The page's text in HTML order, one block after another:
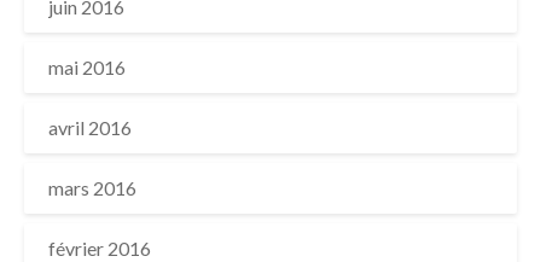
juin 2016
mai 2016
avril 2016
mars 2016
février 2016